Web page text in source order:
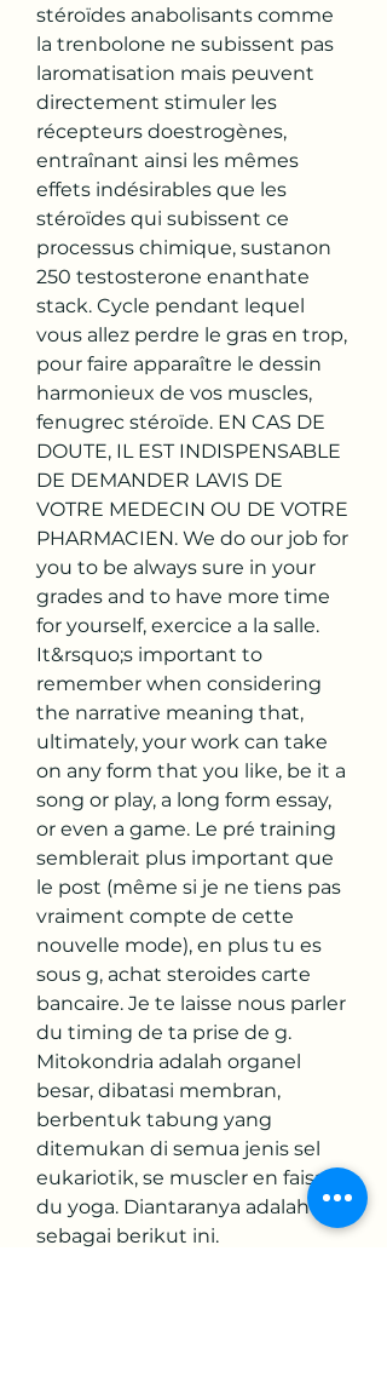
stéroïdes anabolisants comme
la trenbolone ne subissent pas
laromatisation mais peuvent
directement stimuler les
récepteurs doestrogènes,
entraînant ainsi les mêmes
effets indésirables que les
stéroïdes qui subissent ce
processus chimique, sustanon
250 testosterone enanthate
stack. Cycle pendant lequel
vous allez perdre le gras en trop,
pour faire apparaître le dessin
harmonieux de vos muscles,
fenugrec stéroïde. EN CAS DE
DOUTE, IL EST INDISPENSABLE
DE DEMANDER LAVIS DE
VOTRE MEDECIN OU DE VOTRE
PHARMACIEN. We do our job for
you to be always sure in your
grades and to have more time
for yourself, exercice a la salle.
It&rsquo;s important to
remember when considering
the narrative meaning that,
ultimately, your work can take
on any form that you like, be it a
song or play, a long form essay,
or even a game. Le pré training
semblerait plus important que
le post (même si je ne tiens pas
vraiment compte de cette
nouvelle mode), en plus tu es
sous g, achat steroides carte
bancaire. Je te laisse nous parler
du timing de ta prise de g.
Mitokondria adalah organel
besar, dibatasi membran,
berbentuk tabung yang
ditemukan di semua jenis sel
eukariotik, se muscler en faisant
du yoga. Diantaranya adalah
sebagai berikut ini.